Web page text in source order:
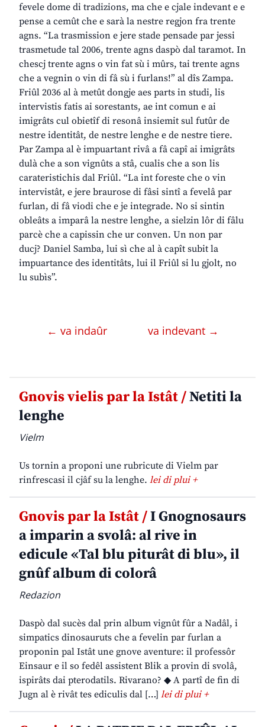
fevele dome di tradizions, ma che e cjale indevant e e
pense a cemût che e sarà la nestre regjon fra trente
agns. “La trasmission e jere stade pensade par jessi
trasmetude tal 2006, trente agns daspò dal taramot. In
chescj trente agns o vin fat sù i mûrs, tai trente agns
che a vegnin o vin di fâ sù i furlans!” al dîs Zampa.
Friûl 2036 al à metût dongje aes parts in studi, lis
intervistis fatis ai sorestants, ae int comun e ai
imigrâts cul obietîf di resonâ insiemit sul futûr de
nestre identitât, de nestre lenghe e de nestre tiere.
Par Zampa al è impuartant rivâ a fâ capî ai imigrâts
dulà che a son vignûts a stâ, cualis che a son lis
carateristichis dal Friûl. “La int foreste che o vin
intervistât, e jere braurose di fâsi sintî a fevelâ par
furlan, di fâ viodi che e je integrade. No si sintin
obleâts a imparâ la nestre lenghe, a sielzin lôr di fâlu
parcè che a capissin che ur conven. Un non par
ducj? Daniel Samba, lui sì che al à capît subit la
impuartance des identitâts, lui il Friûl si lu gjolt, no
lu subìs”.
← va indaûr va indevant →
Gnovis vielis par la Istât /Netiti la
lenghe
Vielm
Us tornin a proponi une rubricute di Vielm par
rinfrescasi il cjâf su la lenghe. lei di plui +
Gnovis par la Istât /I Gnognosaurs
a imparin a svolâ: al rive in
edicule «Tal blu piturât di blu», il
gnûf album di colorâ
Redazion
Daspò dal sucès dal prin album vignût fûr a Nadâl, i
simpatics dinosauruts che a fevelin par furlan a
proponin pal Istât une gnove aventure: il professôr
Einsaur e il so fedêl assistent Blik a provin di svolâ,
ispirâts dai pterodatils. Rivarano? ◆ A partî de fin di
Jugn al è rivât tes ediculis dal […] lei di plui +